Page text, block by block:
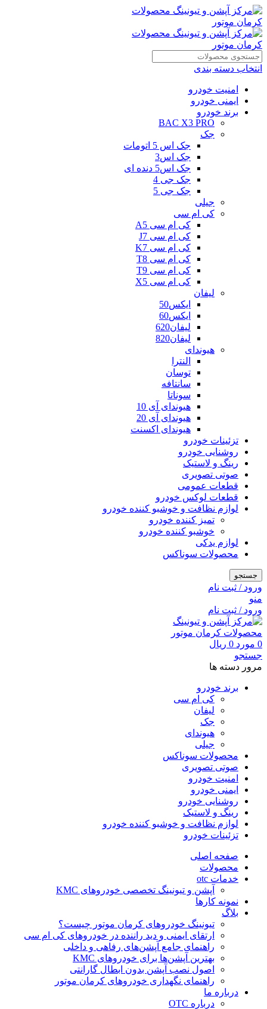
انتخاب دسته بندی
امنیت خودرو
ایمنی خودرو
برند خودرو
BAC X3 PRO
جک
جک اس 5 اتومات
جک اس3
جک اس5 دنده ای
جک جی 4
جک جی 5
جیلی
کی ام سی
کی ام سی A5
کی ام سی J7
کی ام سی K7
کی ام سی T8
کی ام سی T9
کی ام سی X5
لیفان
ایکس50
ایکس60
لیفان620
لیفان820
هیوندای
النترا
توسان
سانتافه
سوناتا
هیوندای آی 10
هیوندای آی 20
هیوندای اکسنت
تزئینات خودرو
روشنایی خودرو
رینگ و لاستیک
صوتی تصویری
قطعات عمومی
قطعات لوکس خودرو
لوازم نظافت و خوشبو کننده خودرو
تمیز کننده خودرو
خوشبو کننده خودرو
لوازم یدکی
محصولات سوناکس
جستجو
ورود / ثبت نام
منو
ورود / ثبت نام
0 مورد 0 ریال
جستجو
مرور دسته ها
برند خودرو
کی ام سی
لیفان
جک
هیوندای
جیلی
محصولات سوناکس
صوتی تصویری
امنیت خودرو
ایمنی خودرو
روشنایی خودرو
رینگ و لاستیک
لوازم نظافت و خوشبو کننده خودرو
تزئینات خودرو
صفحه اصلی
محصولات
خدمات otc
آپشن و تیونینگ تخصصی خودروهای KMC
نمونه کارها
بلاگ
تیونینگ خودروهای کرمان موتور چیست؟
ارتقای ایمنی و دید راننده در خودروهای کی ام سی
راهنمای جامع آپشن‌های رفاهی و داخلی
بهترین آپشن‌ها برای خودروهای KMC
اصول نصب آپشن بدون ابطال گارانتی
راهنمای نگهداری خودروهای کرمان موتور
درباره ما
درباره OTC